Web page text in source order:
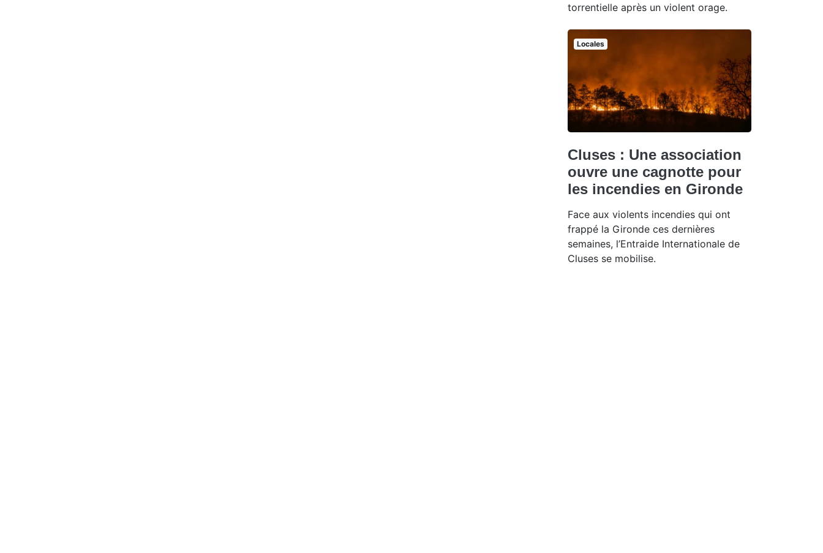
torrentielle après un violent orage.
Locales
Cluses : Une association
ouvre une cagnotte pour
les incendies en Gironde
Face aux violents incendies qui ont
frappé la Gironde ces dernières
semaines, l’Entraide Internationale de
Cluses se mobilise.